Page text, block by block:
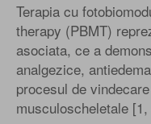
Terapia cu
therapy (PBMT)
asociata, ce a
analgezice,
procesul de
musculoscheletale